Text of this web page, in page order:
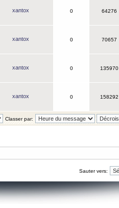
xantox 0 64276
xantox 0 70657
xantox 0 135970
xantox 0 158292
Classer par:
Sauter vers: